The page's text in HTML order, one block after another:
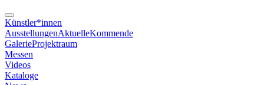
Künstler*innen
AusstellungenAktuelleKommende
GalerieProjektraum
Messen
Videos
Kataloge